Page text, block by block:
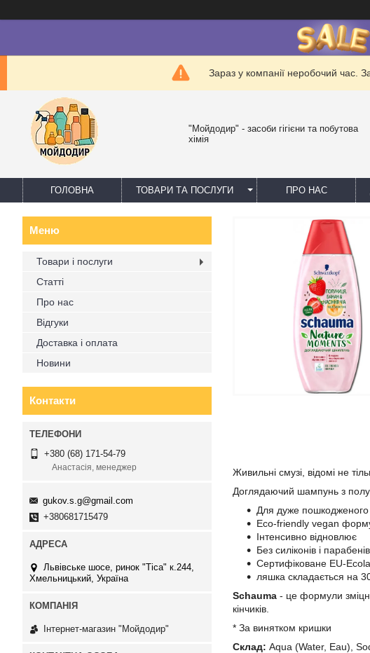
Зараз у компанії неробочий час.
"Мойдодир" - засоби гігієни та побутова
хімія
ГОЛОВНА ТОВАРИ ТА ПОСЛУГИ ПРО НАС
Живильні смузі, відомі не
Доглядаючий шампунь з
Для дуже пошкодженого
Eco-friendly vegan
Інтенсивно відновлює
Без силіконів і парабенів
Сертифіковане EU-
ляшка складається на
Schauma - це формули
кінчиків.
* За винятком кришки
Склад: Aqua (Water, Eau),
Товари і послуги
Статті
Про нас
Відгуки
Доставка і оплата
Новини
Контакти
+380 (68) 171-54-79
Анастасія, менеджер
gukov.s.g@gmail.com
+380681715479
Львівське шосе, ринок "Тіса" к.244,
Хмельницький, Україна
Інтернет-магазин "Мойдодир"